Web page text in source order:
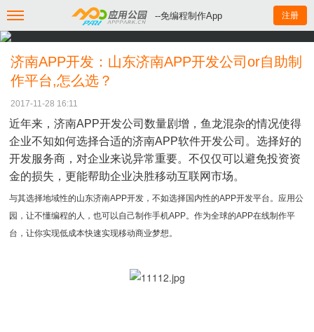
--免编程制作App 注册
济南APP开发：山东济南APP开发公司or自助制
作平台,怎么选？
2017-11-28 16:11
近年来，济南APP开发公司数量剧增，鱼龙混杂的情况使得
企业不知如何选择合适的济南APP软件开发公司。选择好的
开发服务商，对企业来说异常重要。不仅仅可以避免投资资
金的损失，更能帮助企业决胜移动互联网市场。
与其选择地域性的山东济南APP开发，不如选择国内性的APP开发平台。应用公
园，让不懂编程的人，也可以自己制作手机APP。作为全球的APP在线制作平
台，让你实现低成本快速实现移动商业梦想。